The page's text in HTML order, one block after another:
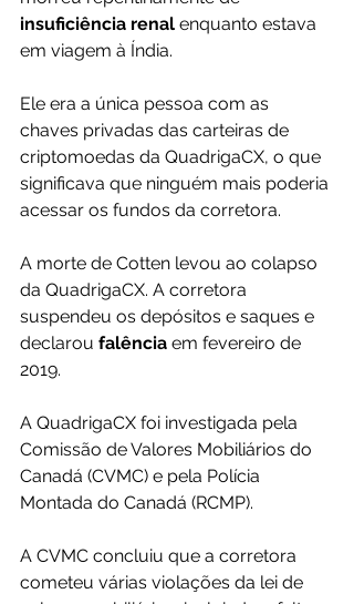
insuficiência renal enquanto estava
em viagem à Índia.
Ele era a única pessoa com as
chaves privadas das carteiras de
criptomoedas da QuadrigaCX, o que
significava que ninguém mais poderia
acessar os fundos da corretora.
A morte de Cotten levou ao colapso
da QuadrigaCX. A corretora
suspendeu os depósitos e saques e
declarou falência em fevereiro de
2019.
A QuadrigaCX foi investigada pela
Comissão de Valores Mobiliários do
Canadá (CVMC) e pela Polícia
Montada do Canadá (RCMP).
A CVMC concluiu que a corretora
cometeu várias violações da lei de